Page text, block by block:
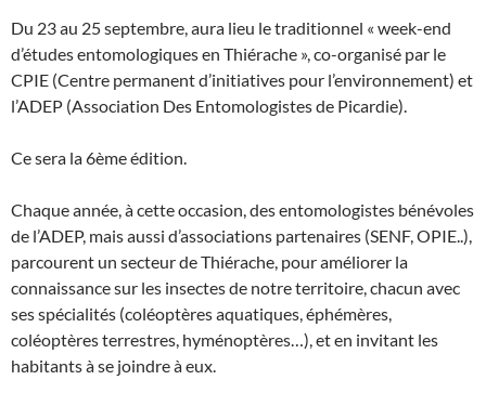
Du 23 au 25 septembre, aura lieu le traditionnel « week-end
d’études entomologiques en Thiérache », co-organisé par le
CPIE (Centre permanent d’initiatives pour l’environnement) et
l’ADEP (Association Des Entomologistes de Picardie).
Ce sera la 6ème édition.
Chaque année, à cette occasion, des entomologistes bénévoles
de l’ADEP, mais aussi d’associations partenaires (SENF, OPIE..),
parcourent un secteur de Thiérache, pour améliorer la
connaissance sur les insectes de notre territoire, chacun avec
ses spécialités (coléoptères aquatiques, éphémères,
coléoptères terrestres, hyménoptères…), et en invitant les
habitants à se joindre à eux.